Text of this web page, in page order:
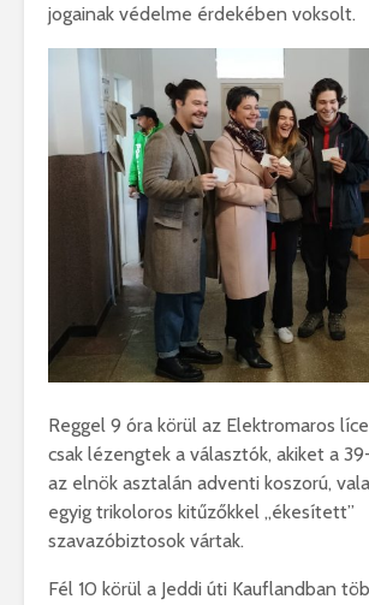
jogainak védelme érdekében voksolt.
Reggel 9 óra körül az Elektromaros
csak lézengtek a választók, akiket a
az elnök asztalán adventi koszorú,
egyig trikoloros kitűzőkkel „ékesített”
szavazóbiztosok vártak.
Fél 10 körül a Jeddi úti Kauflandban